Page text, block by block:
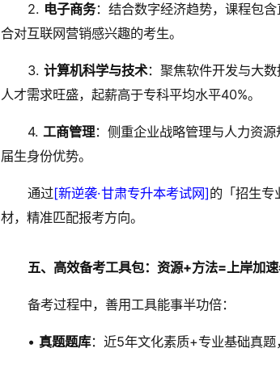
2. 电子商务：结合数字经济趋势，课程包
合对互联网营销感兴趣的考生。
3. 计算机科学与技术：聚焦软件开发与大
人才需求旺盛，起薪高于专科平均水平40%。
4. 工商管理：侧重企业战略管理与人力资
届生身份优势。
通过[新逆袭·甘肃专升本考试网]的「招生专
材，精准匹配报考方向。
五、高效备考工具包：资源+方法=上岸加
备考过程中，善用工具能事半功倍：
• 真题题库：近5年文化素质+专业基础真题